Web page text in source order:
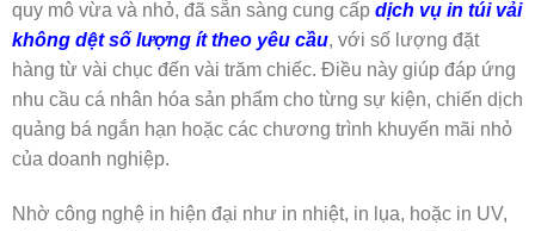
quy mô vừa và nhỏ, đã sẵn sàng cung cấp dịch vụ in túi vải
không dệt số lượng ít theo yêu cầu, với số lượng đặt
hàng từ vài chục đến vài trăm chiếc. Điều này giúp đáp ứng
nhu cầu cá nhân hóa sản phẩm cho từng sự kiện, chiến dịch
quảng bá ngắn hạn hoặc các chương trình khuyến mãi nhỏ
của doanh nghiệp.
Nhờ công nghệ in hiện đại như in nhiệt, in lụa, hoặc in UV,